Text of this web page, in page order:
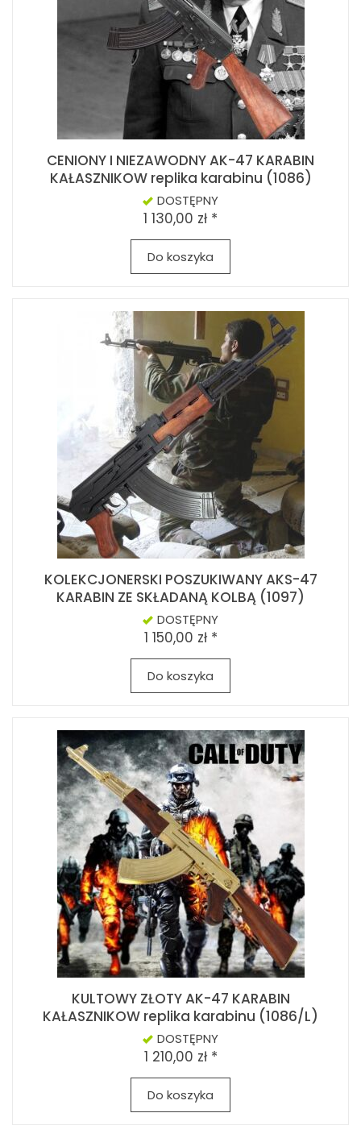
CENIONY I NIEZAWODNY AK-47 KARABIN
KAŁASZNIKOW replika karabinu (1086)
DOSTĘPNY
1 130,00 zł *
Do koszyka
KOLEKCJONERSKI POSZUKIWANY AKS-47
KARABIN ZE SKŁADANĄ KOLBĄ (1097)
DOSTĘPNY
1 150,00 zł *
Do koszyka
KULTOWY ZŁOTY AK-47 KARABIN
KAŁASZNIKOW replika karabinu (1086/L)
DOSTĘPNY
1 210,00 zł *
Do koszyka